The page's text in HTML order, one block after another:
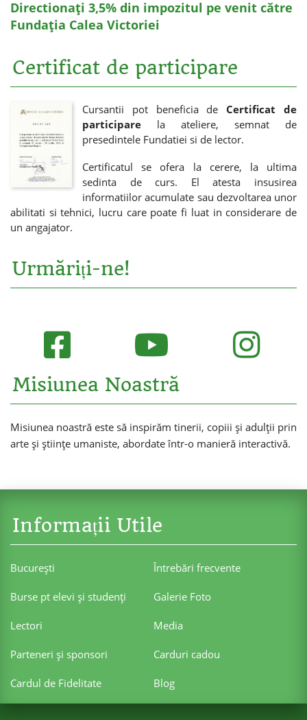
Directionați 3,5% din impozitul pe venit către
Fundația Calea Victoriei
Certificat de participare
Cursantii pot beneficia de Certificat de
participare la ateliere, semnat de
presedintele Fundatiei si de lector.
Certificatul se ofera la cerere, la ultima
sedinta de curs. El atesta insusirea
informatiilor acumulate sau dezvoltarea unor
abilitati si tehnici, lucru care poate fi luat in considerare de
un angajator.
Urmăriți-ne!
Misiunea Noastră
Misiunea noastră este să inspirăm tinerii, copiii și adulții prin
arte și științe umaniste, abordate într-o manieră interactivă.
Informații Utile
Bucureşti Întrebări frecvente
Burse pt elevi şi studenţi Galerie Foto
Lectori Media
Parteneri şi sponsori Carduri cadou
Cardul de Fidelitate Blog